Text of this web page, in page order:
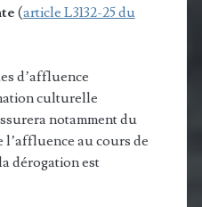
(article L3132-25 du
d’affluence
culturelle
notamment du
l’affluence au cours de
dérogation est